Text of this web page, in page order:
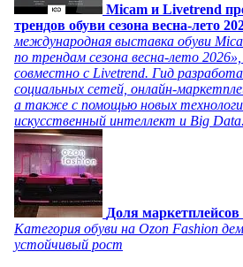
Micam и Livetrend
трендов обуви сезона весна-лето
международная выставка обуви
по трендам сезона весна-лето
совместно с Livetrend. Гид
социальных сетей, онлайн-
а также с помощью новых
искусственный интеллект и Big Data.
Доля маркетплейсов
Категория обуви на Ozon Fashion
устойчивый рост